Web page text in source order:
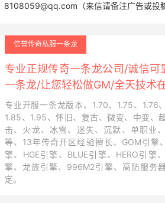
8108059@qq.com（来信请备注广告或投
信誉传奇私服一条龙
专业正规传奇一条龙公司/诚信可
一条龙/让您轻松做GM/全天技术
专业开服一条龙版本、1.70、1.75、1.76
1.85、1.95、怀旧、复古、微变、中变、
击、火龙、冰雪、迷失、沉默、单职业
等、13年传奇开区经验擅长、GOM引擎
擎、HGE引擎、BLUE引擎、HERO引擎
擎、龙族引擎、996M2引擎、高防服务
定。